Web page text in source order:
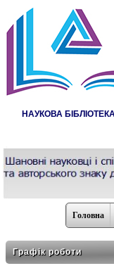
НАУКОВА
Головна
Графік роботи